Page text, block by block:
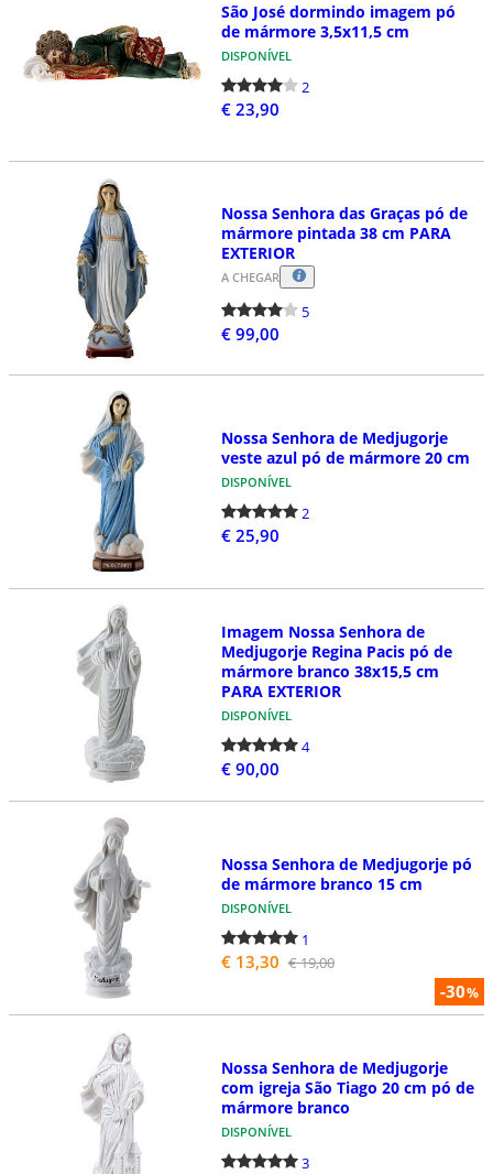
São José dormindo imagem pó
de mármore 3,5x11,5 cm
DISPONÍVEL
2
€ 23,90
Nossa Senhora das Graças pó de
mármore pintada 38 cm PARA
EXTERIOR
A CHEGAR
5
€ 99,00
Nossa Senhora de Medjugorje
veste azul pó de mármore 20 cm
DISPONÍVEL
2
€ 25,90
Imagem Nossa Senhora de
Medjugorje Regina Pacis pó de
mármore branco 38x15,5 cm
PARA EXTERIOR
DISPONÍVEL
4
€ 90,00
-30%
Nossa Senhora de Medjugorje pó
de mármore branco 15 cm
DISPONÍVEL
1
€ 13,30 € 19,00
Nossa Senhora de Medjugorje
com igreja São Tiago 20 cm pó de
mármore branco
DISPONÍVEL
3